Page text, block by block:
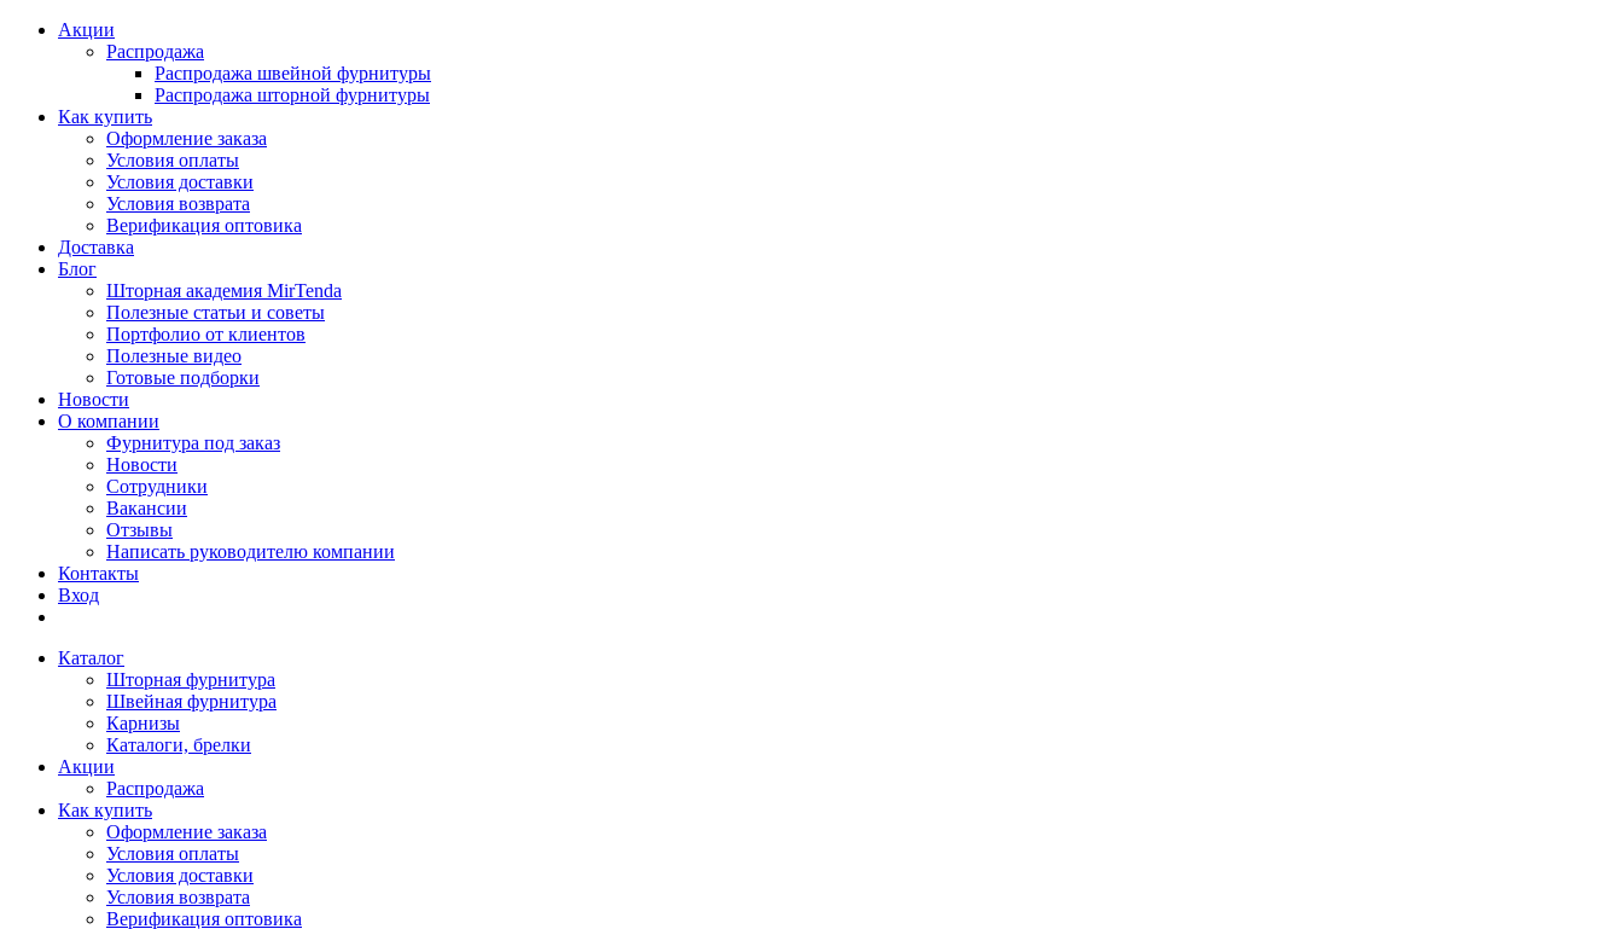
Акции
Распродажа
Распродажа швейной фурнитуры
Распродажа шторной фурнитуры
Как купить
Оформление заказа
Условия оплаты
Условия доставки
Условия возврата
Верификация оптовика
Доставка
Блог
Шторная академия MirTenda
Полезные статьи и советы
Портфолио от клиентов
Полезные видео
Готовые подборки
Новости
О компании
Фурнитура под заказ
Новости
Сотрудники
Вакансии
Отзывы
Написать руководителю компании
Контакты
Вход
Каталог
Шторная фурнитура
Швейная фурнитура
Карнизы
Каталоги, брелки
Акции
Распродажа
Как купить
Оформление заказа
Условия оплаты
Условия доставки
Условия возврата
Верификация оптовика